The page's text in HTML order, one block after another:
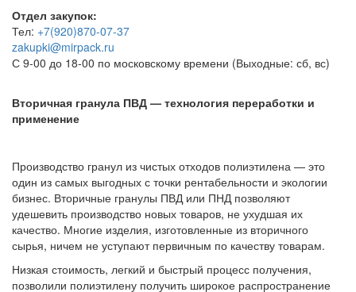
Отдел закупок:
Тел: +7(920)870-07-37
zakupki@mirpack.ru
С 9-00 до 18-00 по московскому времени (Выходные: сб, вс)
Вторичная гранула ПВД — технология переработки и
применение
Производство гранул из чистых отходов полиэтилена — это
один из самых выгодных с точки рентабельности и экологии
бизнес. Вторичные гранулы ПВД или ПНД позволяют
удешевить производство новых товаров, не ухудшая их
качество. Многие изделия, изготовленные из вторичного
сырья, ничем не уступают первичным по качеству товарам.
Низкая стоимость, легкий и быстрый процесс получения,
позволили полиэтилену получить широкое распространение